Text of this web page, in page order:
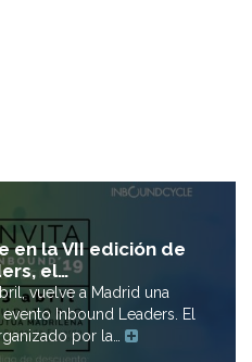
en la VII edición de
el…
vuelve a Madrid una
Inbound Leaders. El
por la…